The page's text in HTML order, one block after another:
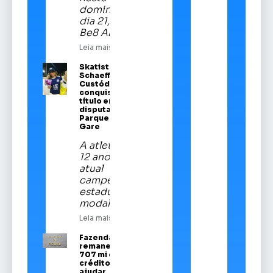
domingo,
dia 21, na
Be8 Arena
Leia mais
Skatista Alice
Schaeffer
Custódio
conquista
título em
disputa no
Parque da
Gare
A atleta de
12 anos é a
atual
campeã
estadual da
modalidade
Leia mais
Fazenda
remaneja R$
707 mi em
crédito para